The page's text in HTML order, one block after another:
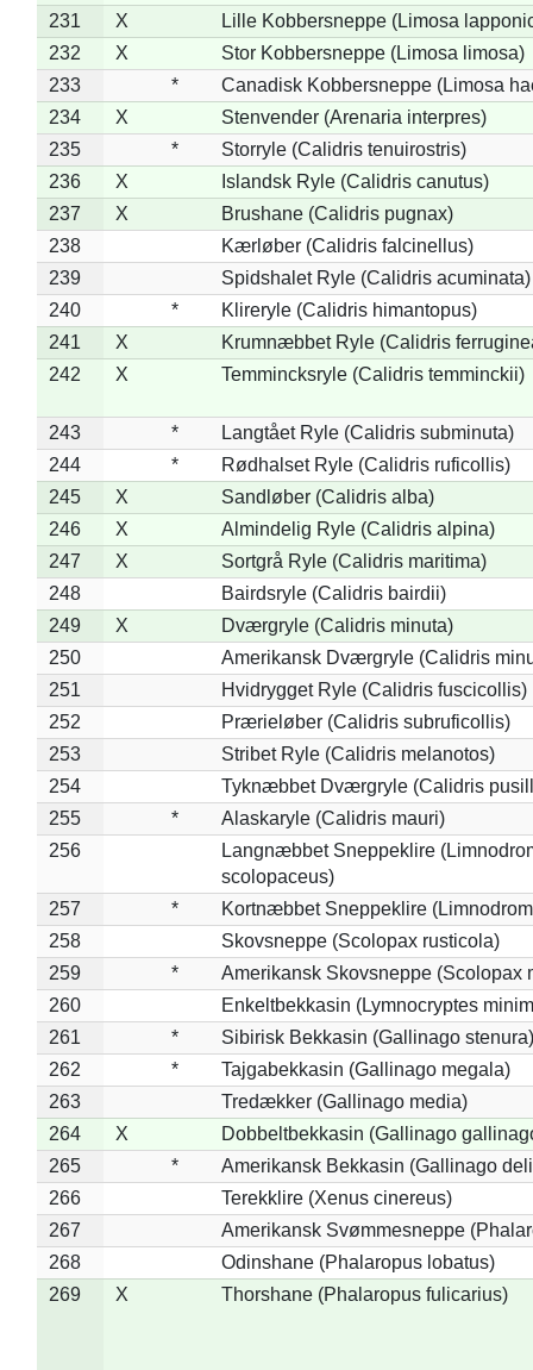
231 X
Lille Kobbersneppe (Limosa
232
X
Stor Kobbersneppe (Limosa limosa)
233
*
Canadisk Kobbersneppe (Limosa
234
X
Stenvender (Arenaria interpres)
235
*
Storryle (Calidris tenuirostris)
236
X
Islandsk Ryle (Calidris canutus)
237
X
Brushane (Calidris pugnax)
238
Kærløber (Calidris falcinellus)
239
Spidshalet Ryle (Calidris acuminata)
240
*
Klireryle (Calidris himantopus)
241
X
Krumnæbbet Ryle (Calidris
242
X Temmincksryle (Calidris temminckii)
243 *
Langtået Ryle (Calidris subminuta)
244
*
Rødhalset Ryle (Calidris ruficollis)
245
X
Sandløber (Calidris alba)
246
X
Almindelig Ryle (Calidris alpina)
247
X
Sortgrå Ryle (Calidris maritima)
248
Bairdsryle (Calidris bairdii)
249
X
Dværgryle (Calidris minuta)
250
Amerikansk Dværgryle (Calidris
251
Hvidrygget Ryle (Calidris fuscicollis)
252
Prærieløber (Calidris subruficollis)
253
Stribet Ryle (Calidris melanotos)
254
Tyknæbbet Dværgryle (Calidris
255
*
Alaskaryle (Calidris mauri)
256
Langnæbbet Sneppeklire
scolopaceus)
257
*
Kortnæbbet Sneppeklire
258
Skovsneppe (Scolopax rusticola)
259
*
Amerikansk Skovsneppe (Scolopax
260
Enkeltbekkasin (Lymnocryptes
261
*
Sibirisk Bekkasin (Gallinago stenura)
262
*
Tajgabekkasin (Gallinago megala)
263
Tredækker (Gallinago media)
264
X
Dobbeltbekkasin (Gallinago
265
*
Amerikansk Bekkasin (Gallinago
266
Terekklire (Xenus cinereus)
267
Amerikansk Svømmesneppe
268
Odinshane (Phalaropus lobatus)
269
X Thorshane (Phalaropus fulicarius)